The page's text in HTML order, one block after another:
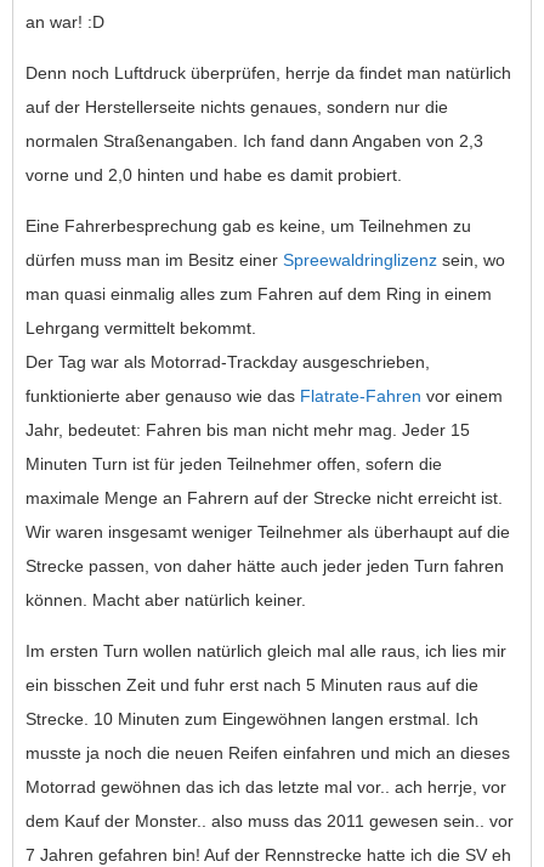
an war! :D
Denn noch Luftdruck überprüfen, herrje da findet man natürlich
auf der Herstellerseite nichts genaues, sondern nur die
normalen Straßenangaben. Ich fand dann Angaben von 2,3
vorne und 2,0 hinten und habe es damit probiert.
Eine Fahrerbesprechung gab es keine, um Teilnehmen zu
dürfen muss man im Besitz einer Spreewaldringlizenz sein, wo
man quasi einmalig alles zum Fahren auf dem Ring in einem
Lehrgang vermittelt bekommt.
Der Tag war als Motorrad-Trackday ausgeschrieben,
funktionierte aber genauso wie das Flatrate-Fahren vor einem
Jahr, bedeutet: Fahren bis man nicht mehr mag. Jeder 15
Minuten Turn ist für jeden Teilnehmer offen, sofern die
maximale Menge an Fahrern auf der Strecke nicht erreicht ist.
Wir waren insgesamt weniger Teilnehmer als überhaupt auf die
Strecke passen, von daher hätte auch jeder jeden Turn fahren
können. Macht aber natürlich keiner.
Im ersten Turn wollen natürlich gleich mal alle raus, ich lies mir
ein bisschen Zeit und fuhr erst nach 5 Minuten raus auf die
Strecke. 10 Minuten zum Eingewöhnen langen erstmal. Ich
musste ja noch die neuen Reifen einfahren und mich an dieses
Motorrad gewöhnen das ich das letzte mal vor.. ach herrje, vor
dem Kauf der Monster.. also muss das 2011 gewesen sein.. vor
7 Jahren gefahren bin! Auf der Rennstrecke hatte ich die SV eh